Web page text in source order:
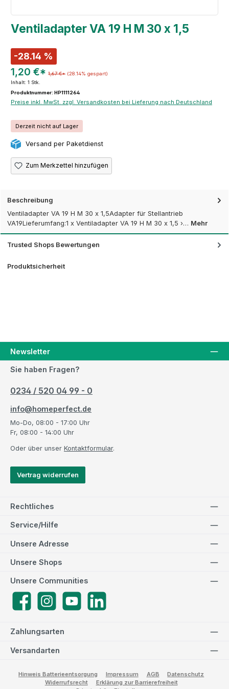
Ventiladapter VA 19 H M 30 x 1,5
-28.14 %
1,20 €* 1,67 €* (28.14% gespart)
Inhalt: 1 Stk.
Produktnummer: HP1111264
Preise inkl. MwSt. zzgl. Versandkosten bei Lieferung nach Deutschland
Derzeit nicht auf Lager
Versand per Paketdienst
Zum Merkzettel hinzufügen
Beschreibung
Ventiladapter VA 19 H M 30 x 1,5Adapter für Stellantrieb
VA19Lieferumfang:1 x Ventiladapter VA 19 H M 30 x 1,5 ›… Mehr
Trusted Shops Bewertungen
Produktsicherheit
Newsletter
Sie haben Fragen?
0234 / 520 04 99 - 0
info@homeperfect.de
Mo-Do, 08:00 - 17:00 Uhr
Fr, 08:00 - 14:00 Uhr
Oder über unser Kontaktformular.
Vertrag widerrufen
Rechtliches
Service/Hilfe
Zahlungsarten
Versandarten
Unsere Adresse
Unsere Communities
FacebookInstagramYouTube
Unsere Shops
Hinweis Batterieentsorgung Impressum AGB
Datenschutz
Widerrufsrecht
Erklärung zur Barrierefreiheit